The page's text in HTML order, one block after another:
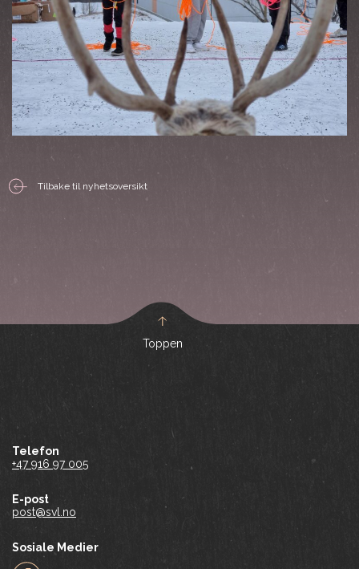
Tilbake til nyhetsoversikt
Toppen
Telefon
+47 916 97 005
E-post
post@svl.no
Sosiale Medier